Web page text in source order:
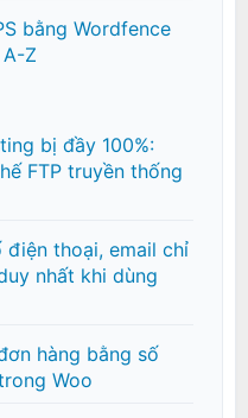
bằng Wordfence
Z
bị đầy 100%:
FTP truyền thống
điện thoại, email chỉ
nhất khi dùng
hàng bằng số
Woo